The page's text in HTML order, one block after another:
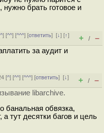
нужно брать готовое и
^] [^^] [^^^] [ответить][↓] [↑]
+ / –
за аудит и
[^] [^^] [^^^] [ответить][↓]
+ / –
libarchive.
банальная обвязка,
тут десятки багов и цель